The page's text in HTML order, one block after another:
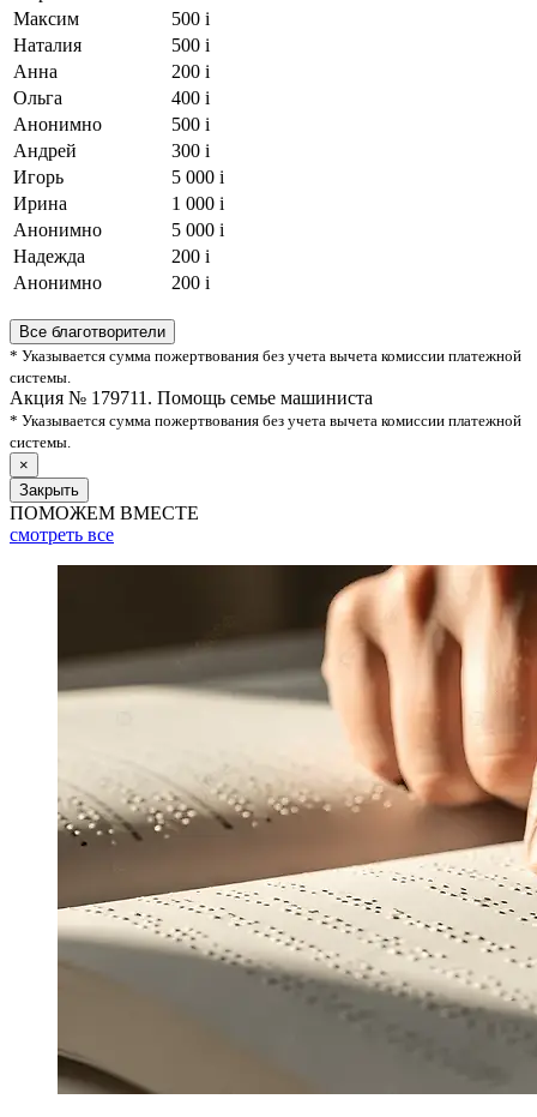
Максим
500 i
Наталия
500 i
Анна
200 i
Ольга
400 i
Анонимно
500 i
Андрей
300 i
Игорь
5 000 i
Ирина
1 000 i
Анонимно
5 000 i
Надежда
200 i
Анонимно
200 i
Все благотворители
* Указывается сумма пожертвования без учета вычета комиссии платежной
системы.
Акция № 179711. Помощь семье машиниста
* Указывается сумма пожертвования без учета вычета комиссии платежной
системы.
×
Закрыть
ПОМОЖЕМ ВМЕСТЕ
смотреть все